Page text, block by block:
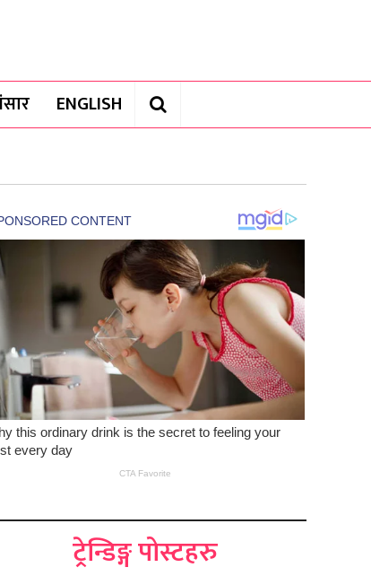
ENGLISH
ट्रेन्डिङ्ग पोस्टहरु